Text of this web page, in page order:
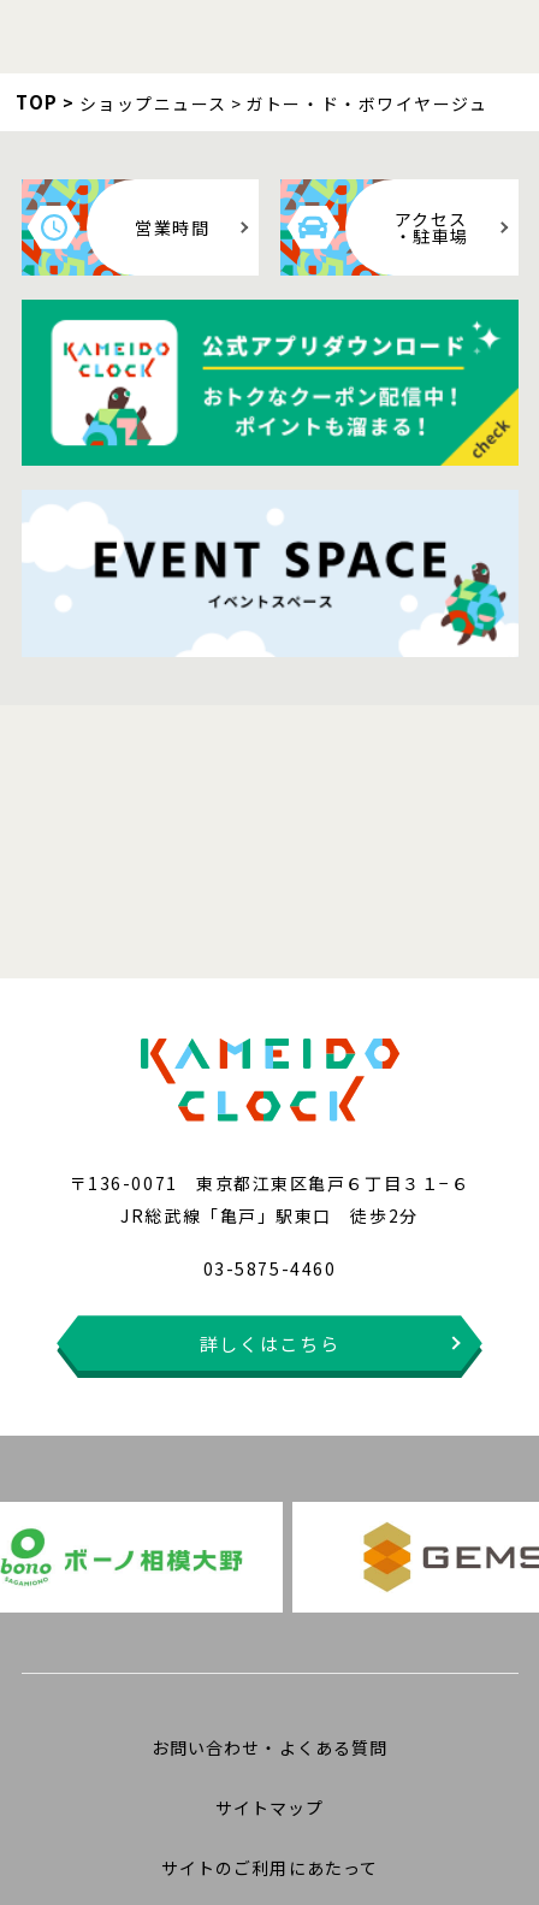
TOP ショップニュース ガトー・ド・ボワイヤージュ
営業時間 アクセス
・駐車場
〒136-0071 東京都江東区亀戸６丁目３１−６
JR総武線「亀戸」駅東口 徒歩2分
03-5875-4460
詳しくはこちら
お問い合わせ・よくある質問
サイトマップ
サイトのご利用にあたって